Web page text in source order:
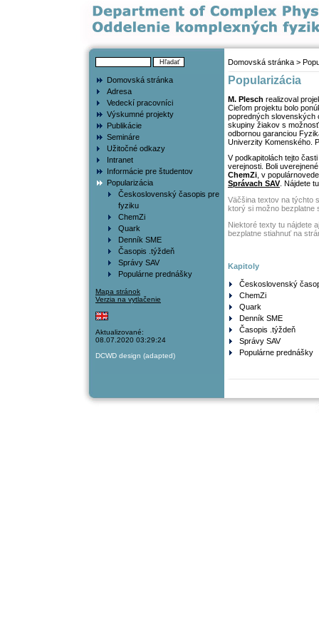
Domovská stránka >
Domovská stránka
Adresa
Vedeckí pracovníci
Výskumné projekty
Publikácie
Semináre
Užitočné odkazy
Intranet
Informácie pre študentov
Popularizácia
Československý časopis pre
fyziku
ChemZi
Quark
Denník SME
Časopis .týždeň
Správy SAV
Populárne prednášky
Mapa stránok
Verzia na vytlačenie
Aktualizované:
08.07.2020 03:29:24
DCWD design (adapted)
Popularizácia
M. Plesch realizoval
Cieľom projektu bolo
popredných slovenských
skupiny žiakov s
odbornou garanciou
Univerzity Komenského.
V podkapitolách tejto
verejnosti. Boli
ChemZi , v
Správach SAV. Nájdete
Väčšina textov na týchto
ktorý si možno bezplatne
Niektoré texty tu nájdete
bezplatne stiahnuť na
Kapitoly
Československý
ChemZi
Quark
Denník SME
Časopis .týždeň
Správy SAV
Populárne prednášky